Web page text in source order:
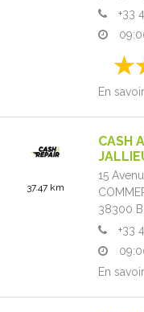
+33
En
37.47 km
CASH
15
38300
+33
En